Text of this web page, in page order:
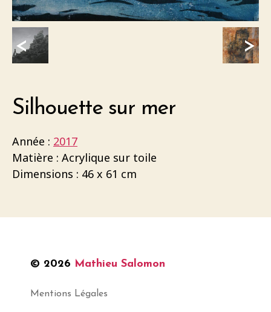
< >
Silhouette sur mer
Année : 2017
Matière : Acrylique sur toile
Dimensions : 46 x 61 cm
© 2026 Mathieu Salomon
Mentions Légales